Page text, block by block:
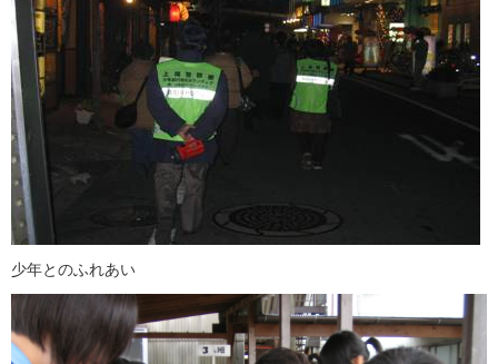
少年とのふれあい